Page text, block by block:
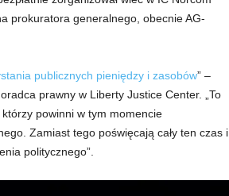
prokuratora generalnego, obecnie AG-
publicznych pieniędzy i zasobów” –
prawny w Liberty Justice Center. „To
powinni w tym momencie
Zamiast tego poświęcają cały ten czas i
politycznego”.